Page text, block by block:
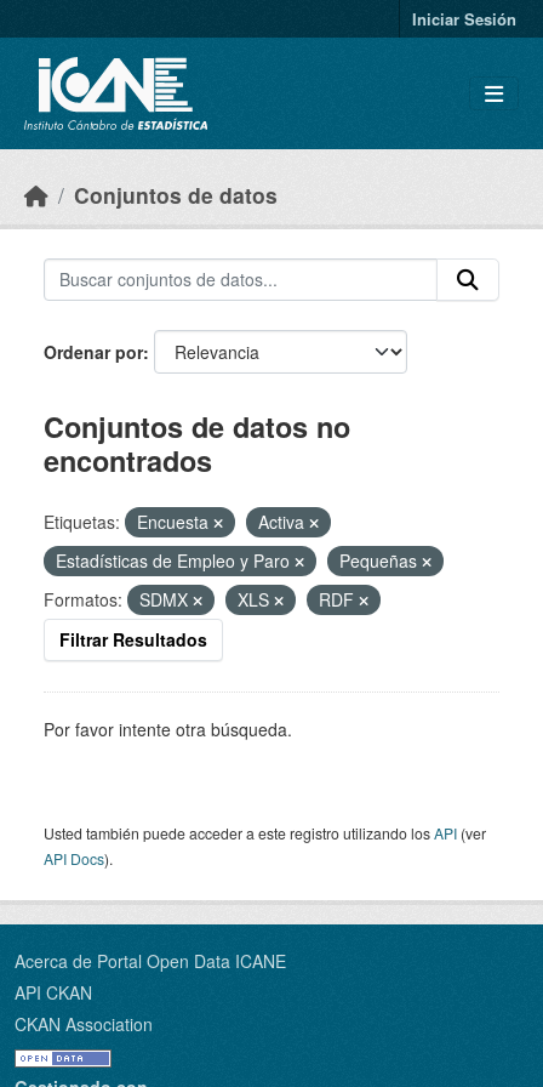
Iniciar Sesión
Conjuntos de datos
Ordenar por
Conjuntos de datos no
encontrados
Etiquetas: Encuesta
Activa
Estadísticas de Empleo y Paro
Pequeñas
Formatos:
SDMX XLS
RDF
Filtrar Resultados
Por favor intente otra búsqueda.
Usted también puede acceder a este registro utilizando losAPI (ver
API Docs).
Acerca de Portal Open Data ICANE
API CKAN
CKAN Association